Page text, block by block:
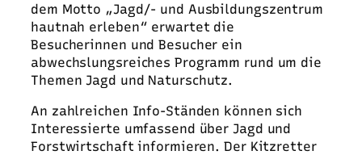
dem Motto „Jagd/- und Ausbildungszentrum
hautnah erleben“ erwartet die
Besucherinnen und Besucher ein
abwechslungsreiches Programm rund um die
Themen Jagd und Naturschutz.
An zahlreichen Info-Ständen können sich
Interessierte umfassend über Jagd und
Forstwirtschaft informieren. Der Kitzretter